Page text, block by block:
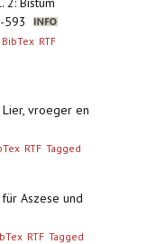
593
BibTex RTF
Lier, vroeger en
RTF Tagged
Aszese und
RTF Tagged